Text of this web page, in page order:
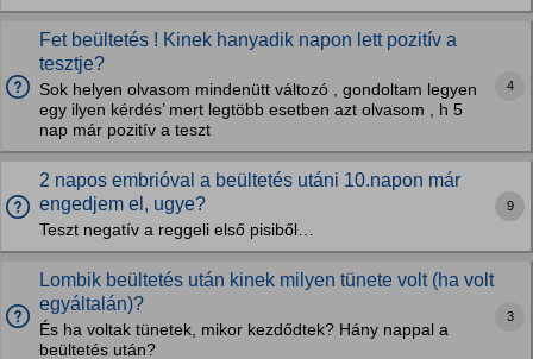
Fet beültetés ! Kinek hanyadik napon lett pozitív a
tesztje?
Sok helyen olvasom mindenütt változó , gondoltam legyen
egy ilyen kérdés’ mert legtöbb esetben azt olvasom , h 5
nap már pozitív a teszt
4
2 napos embrióval a beültetés utáni 10.napon már
engedjem el, ugye?
Teszt negatív a reggeli első pisiből…
9
Lombik beültetés után kinek milyen tünete volt (ha volt
egyáltalán)?
És ha voltak tünetek, mikor kezdődtek? Hány nappal a
beültetés után?
3